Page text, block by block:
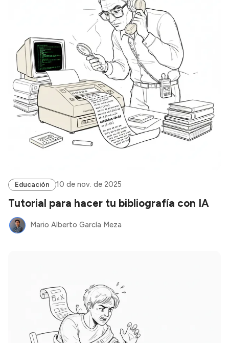
Educación 10 de nov. de 2025
Tutorial para hacer tu bibliografía con IA
Mario Alberto García Meza